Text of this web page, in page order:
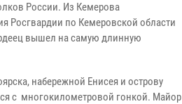
России. Из Кемерова
Росгвардии по Кемеровской области
вышел на самую длинную
набережной Енисея и острову
с многокилометровой гонкой. Майор